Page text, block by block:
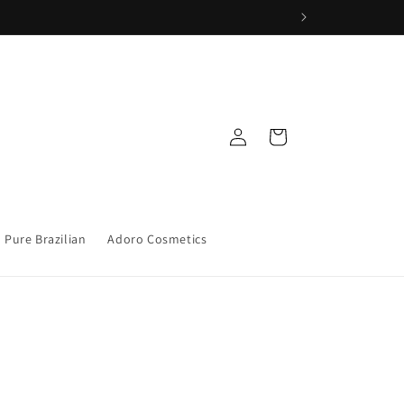
Pure Brazilian Adoro Cosmetics
sesión
Carrito